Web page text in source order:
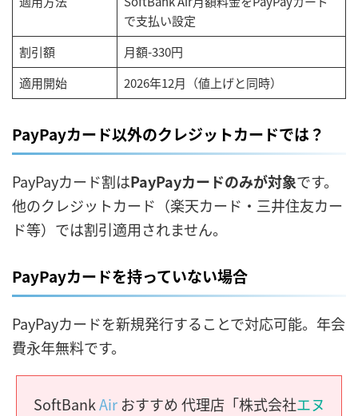
で支払い設定
割引額
月額-330円
適用開始
2026年12月（値上げと同時）
PayPayカード以外のクレジットカードでは？
PayPayカード割はPayPayカードのみが対象です。
他のクレジットカード（楽天カード・三井住友カー
ド等）では割引適用されません。
PayPayカードを持っていない場合
PayPayカードを新規発行することで対応可能。年会
費永年無料です。
SoftBankAirおすすめ 代理店「株式会社エヌ